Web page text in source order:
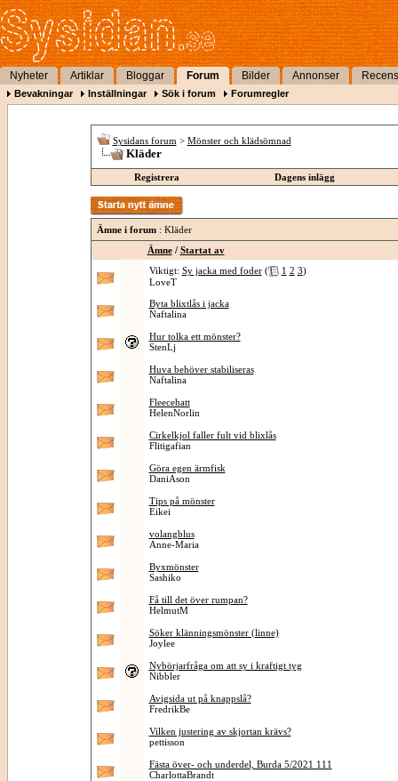
Nyheter Artiklar Bloggar Forum Bilder Annonser
Bevakningar Inställningar Sök i forum Forumregler
Sysidans forum > Mönster och klädsömnad
Kläder
Registrera Dagens inlägg
Ämne i forum: Kläder
Ämne/ Startat av
Viktigt: Sy jacka med foder ( 1 2 3)
LoveT
Byta blixtlås i jacka
Naftalina
Hur tolka ett mönster?
StenLj
Huva behöver stabiliseras
Naftalina
Fleecehatt
HelenNorlin
Cirkelkjol faller fult vid blixlås
Flitigafian
Göra egen ärmfisk
DaniAson
Tips på mönster
Eikei
volangblus
Anne-Maria
Byxmönster
Sashiko
Få till det över rumpan?
HelmutM
Söker klänningsmönster (linne)
Joylee
Nybörjarfråga om att sy i kraftigt tyg
Nibbler
Avigsida ut på knappslå?
FredrikBe
Vilken justering av skjortan krävs?
pettisson
Fästa över- och underdel, Burda 5/2021 111
CharlottaBrandt